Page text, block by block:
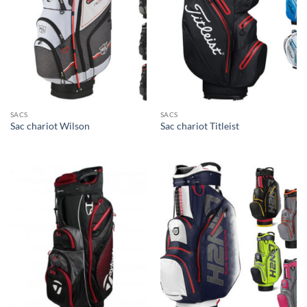
SACS
Sac chariot Wilson
SACS
Sac chariot Titleist